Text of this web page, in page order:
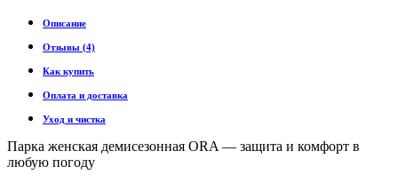
Описание
Отзывы (4)
Как купить
Оплата и доставка
Уход и чистка
Парка женская демисезонная ORA — защита и комфорт в
любую погоду